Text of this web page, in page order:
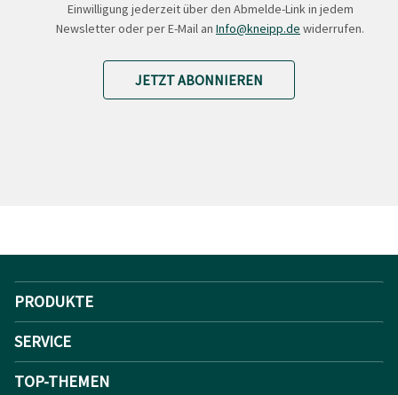
Einwilligung jederzeit über den Abmelde-Link in jedem
Newsletter oder per E-Mail an Info@kneipp.de widerrufen.
JETZT ABONNIEREN
PRODUKTE
SERVICE
TOP-THEMEN